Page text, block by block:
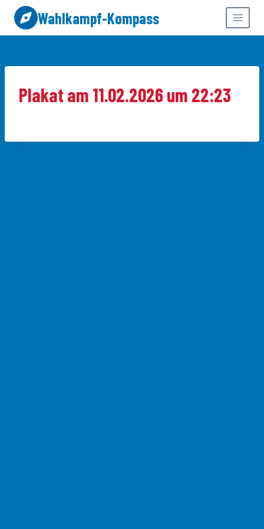
Zum
Inhalt
springen
Wahlkampf-Kompass
Plakat am 11.02.2026 um 22:23